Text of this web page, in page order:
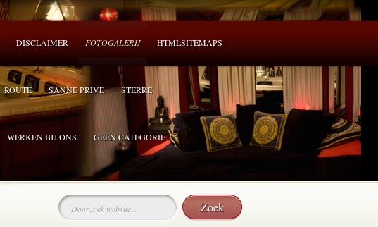
DISCLAIMER FOTOGALERIJ HTMLSITEMAPS
ROUTE SANNE PRIVE STERRE
WERKEN BIJ ONS GEEN CATEGORIE